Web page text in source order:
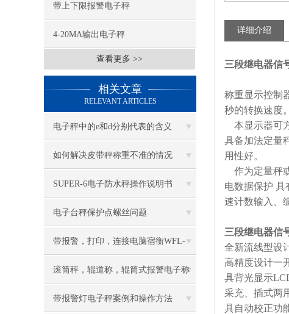
带上下限报警电子秤
4-20MA输出电子秤
查看更多 >>
相关文章
RELEVANT ARTICLES
电子秤中的e和d分别代表的含义
如何解决皮带秤称重不准的情况
SUPER-6电子防水秤操作说明书
电子台秤保护点螺丝问题
带报警，打印，连接电脑宿衡WFL-
3100电子台秤
滚筒秤，辊道称，辊筒式报警电子称
慨述
带报警灯电子秤案例和操作方法
详细介绍
三段继电器信
称重显示控制
秒的转换速度。
本显示器可
具备加法定量
用性好。
作为定量秤
电数据保护
速计数输入、
三段继电器信
全新流线型设
高精度设计一
具背光显示
采充、插式两
具自动校正功